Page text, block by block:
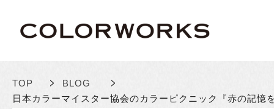
TOP > BLOG >
日本カラーマイスター協会のカラーピクニック 『赤の記憶